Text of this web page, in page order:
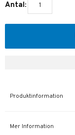
Antal:
Produktinformation
Mer Information